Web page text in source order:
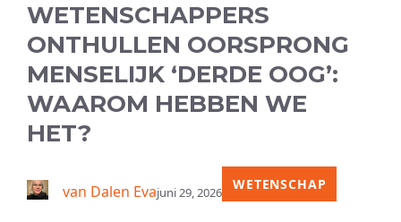
WETENSCHAPPERS
ONTHULLEN OORSPRONG
MENSELIJK ‘DERDE OOG’:
WAAROM HEBBEN WE
HET?
van Dalen Evajuni 29, 2026 WETENSCHAP